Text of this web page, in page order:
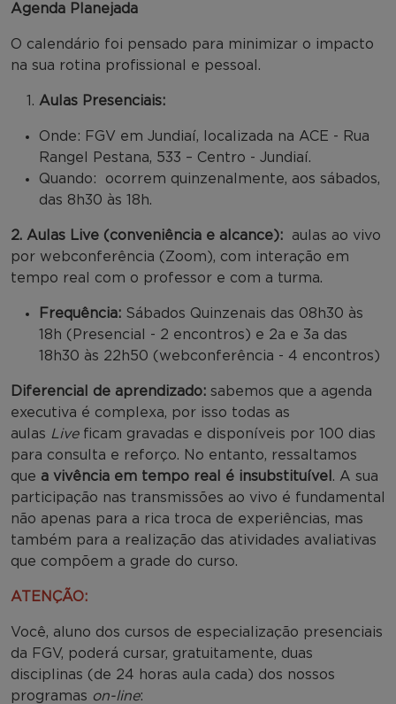
Agenda Planejada
O calendário foi pensado para minimizar o impacto
na sua rotina profissional e pessoal.
Aulas Presenciais:
Onde: FGV em Jundiaí, localizada na ACE - Rua
Rangel Pestana, 533 – Centro - Jundiaí.
Quando: ocorrem quinzenalmente, aos sábados,
das 8h30 às 18h.
2. Aulas Live (conveniência e alcance):
aulas ao vivo
por webconferência (Zoom), com interação em
tempo real com o professor e com a turma.
Frequência: Sábados Quinzenais das 08h30 às
18h (Presencial - 2 encontros) e 2a e 3a das
18h30 às 22h50 (webconferência - 4 encontros)
Diferencial de aprendizado: sabemos que a agenda
executiva é complexa, por isso todas as
aulas Liveficam gravadas e disponíveis por 100 dias
para consulta e reforço. No entanto, ressaltamos
que a vivência em tempo real é insubstituível . A sua
participação nas transmissões ao vivo é fundamental
não apenas para a rica troca de experiências, mas
também para a realização das atividades avaliativas
que compõem a grade do curso.
ATENÇÃO:
Você, aluno dos cursos de especialização presenciais
da FGV, poderá cursar, gratuitamente, duas
disciplinas (de 24 horas aula cada) dos nossos
programas on-line: